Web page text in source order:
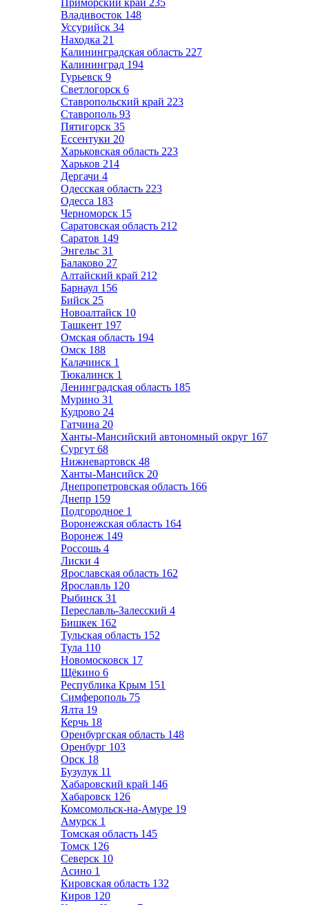
Приморский край 235
Владивосток 148
Уссурийск 34
Находка 21
Калининградская область 227
Калининград 194
Гурьевск 9
Светлогорск 6
Ставропольский край 223
Ставрополь 93
Пятигорск 35
Ессентуки 20
Харьковская область 223
Харьков 214
Дергачи 4
Одесская область 223
Одесса 183
Черноморск 15
Саратовская область 212
Саратов 149
Энгельс 31
Балаково 27
Алтайский край 212
Барнаул 156
Бийск 25
Новоалтайск 10
Ташкент 197
Омская область 194
Омск 188
Калачинск 1
Тюкалинск 1
Ленинградская область 185
Мурино 31
Кудрово 24
Гатчина 20
Ханты-Мансийский автономный округ 167
Сургут 68
Нижневартовск 48
Ханты-Мансийск 20
Днепропетровская область 166
Днепр 159
Подгородное 1
Воронежская область 164
Воронеж 149
Россошь 4
Лиски 4
Ярославская область 162
Ярославль 120
Рыбинск 31
Переславль-Залесский 4
Бишкек 162
Тульская область 152
Тула 110
Новомосковск 17
Щёкино 6
Республика Крым 151
Симферополь 75
Ялта 19
Керчь 18
Оренбургская область 148
Оренбург 103
Орск 18
Бузулук 11
Хабаровский край 146
Хабаровск 126
Комсомольск-на-Амуре 19
Амурск 1
Томская область 145
Томск 126
Северск 10
Асино 1
Кировская область 132
Киров 120